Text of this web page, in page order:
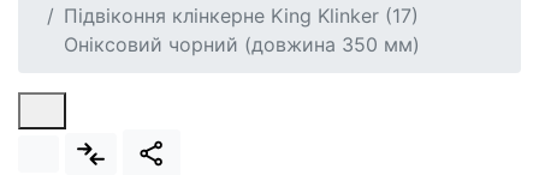
Підвіконня клінкерне King Klinker (17)
Оніксовий чорний (довжина 350 мм)